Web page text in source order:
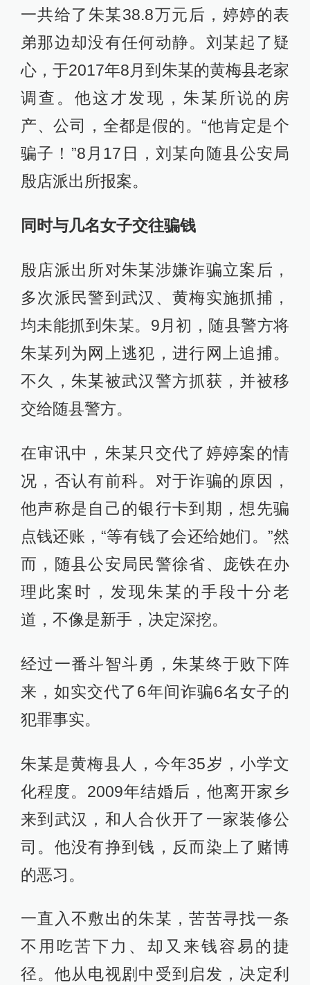
一共给了朱某38.8万元后，婷婷的表
弟那边却没有任何动静。刘某起了疑
心，于2017年8月到朱某的黄梅县老家
调查。他这才发现，朱某所说的房
产、公司，全都是假的。“他肯定是个
骗子！”8月17日，刘某向随县公安局
殷店派出所报案。
同时与几名女子交往骗钱
殷店派出所对朱某涉嫌诈骗立案后，
多次派民警到武汉、黄梅实施抓捕，
均未能抓到朱某。9月初，随县警方将
朱某列为网上逃犯，进行网上追捕。
不久，朱某被武汉警方抓获，并被移
交给随县警方。
在审讯中，朱某只交代了婷婷案的情
况，否认有前科。对于诈骗的原因，
他声称是自己的银行卡到期，想先骗
点钱还账，“等有钱了会还给她们。”然
而，随县公安局民警徐省、庞铁在办
理此案时，发现朱某的手段十分老
道，不像是新手，决定深挖。
经过一番斗智斗勇，朱某终于败下阵
来，如实交代了6年间诈骗6名女子的
犯罪事实。
朱某是黄梅县人，今年35岁，小学文
化程度。2009年结婚后，他离开家乡
来到武汉，和人合伙开了一家装修公
司。他没有挣到钱，反而染上了赌博
的恶习。
一直入不敷出的朱某，苦苦寻找一条
不用吃苦下力、却又来钱容易的捷
径。他从电视剧中受到启发，决定利